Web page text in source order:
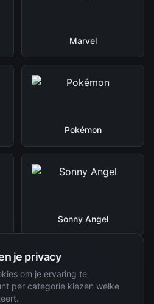
Marvel
Pokémon
Sonny Angel
je privacy
om je ervaring te
per categorie kiezen welke